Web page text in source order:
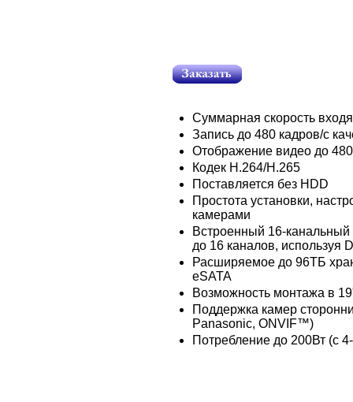
Суммарная скорость
Запись до 480 кадров/c
Отображение видео до
Кодек H.264/H.265
Поставляется без HDD
Простота установки,
камерами
Встроенный 16-
до 16 каналов, используя
Расширяемое до 96ТБ
eSATA
Возможность монтажа в
Поддержка камер
Panasonic, ONVIF™)
Потребление до 200Вт (с